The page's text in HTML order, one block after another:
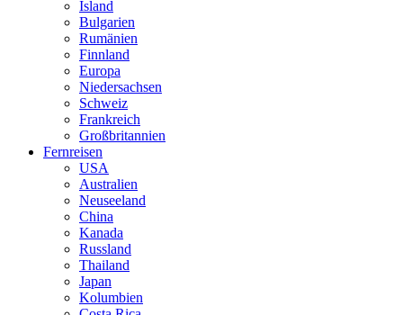
Island
Bulgarien
Rumänien
Finnland
Europa
Niedersachsen
Schweiz
Frankreich
Großbritannien
Fernreisen
USA
Australien
Neuseeland
China
Kanada
Russland
Thailand
Japan
Kolumbien